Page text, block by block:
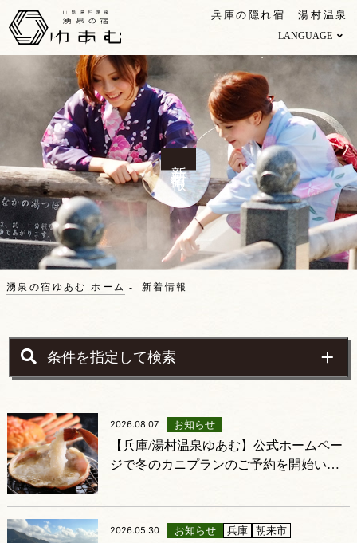
兵庫の隠れ宿 湯村温泉
LANGUAGE
湧泉の宿ゆあむ ホーム 新着情報
定
し
て
検
索
条件を指定して検索
2026.08.07 お知らせ
【兵庫/湯村温泉ゆあむ】公式ホームペー
ジで冬のカニプランのご予約を開始いた
2026.05.30 お知らせ 兵庫 朝来市